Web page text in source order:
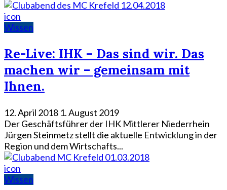
icon
Wissen
Re-Live: IHK – Das sind wir. Das
machen wir – gemeinsam mit
Ihnen.
12. April 2018 1. August 2019
Der Geschäftsführer der IHK Mittlerer Niederrhein
Jürgen Steinmetz stellt die aktuelle Entwicklung in der
Region und dem Wirtschafts...
icon
Wissen